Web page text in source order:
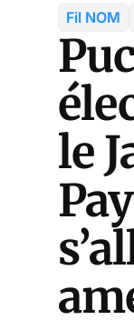
Fil NOM
le